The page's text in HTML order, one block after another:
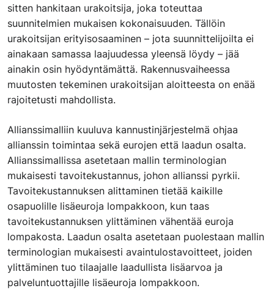
sitten hankitaan urakoitsija, joka toteuttaa
suunnitelmien mukaisen kokonaisuuden. Tällöin
urakoitsijan erityisosaaminen – jota suunnittelijoilta ei
ainakaan samassa laajuudessa yleensä löydy – jää
ainakin osin hyödyntämättä. Rakennusvaiheessa
muutosten tekeminen urakoitsijan aloitteesta on enää
rajoitetusti mahdollista.
Allianssimalliin kuuluva kannustinjärjestelmä ohjaa
allianssin toimintaa sekä eurojen että laadun osalta.
Allianssimallissa asetetaan mallin terminologian
mukaisesti tavoitekustannus, johon allianssi pyrkii.
Tavoitekustannuksen alittaminen tietää kaikille
osapuolille lisäeuroja lompakkoon, kun taas
tavoitekustannuksen ylittäminen vähentää euroja
lompakosta. Laadun osalta asetetaan puolestaan mallin
terminologian mukaisesti avaintulostavoitteet, joiden
ylittäminen tuo tilaajalle laadullista lisäarvoa ja
palveluntuottajille lisäeuroja lompakkoon.